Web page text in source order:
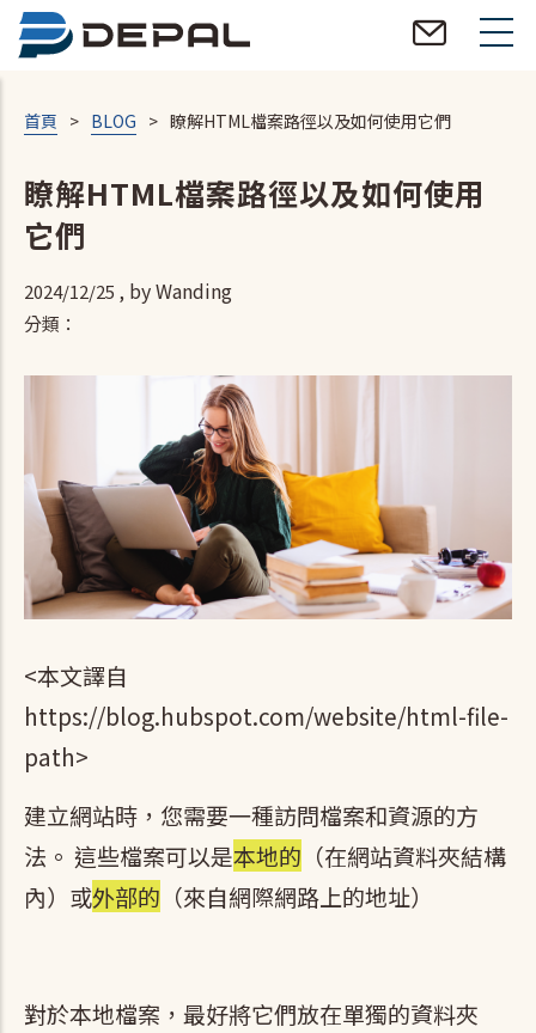
至
主
首頁 > BLOG > 瞭解HTML檔案路徑以及如何使用它們
瞭解HTML檔案路徑以及如何使用
它們
2024/12/25 , byWanding
分類：
<本文譯自
https://blog.hubspot.com/website/html-file-
path>
建立網站時，您需要一種訪問檔案和資源的方
法。 這些檔案可以是本地的 （在網站資料夾結構
內）或外部的 （來自網際網路上的地址）
對於本地檔案，最好將它們放在單獨的資料夾